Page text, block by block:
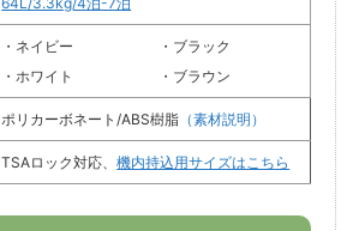
・ネイビー
・ホワイト
・ブラック
・ブラウン
ポリカーボネート/ABS樹脂 （素材説明）
TSAロック対応、機内持込用サイズはこちら